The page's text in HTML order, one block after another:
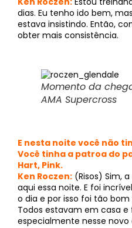
dias. Eu tenho ido bem,
estava insistindo. Então,
obter mais consistência.
Momento da
AMA Supercross
E nesta noite você não
Você tinha a patroa do
Hart, Pink.
Ken Roczen: (Risos) Sim,
aqui essa noite. E foi
o dia e por isso foi tão
Todos estavam em casa
especialmente nesse novo